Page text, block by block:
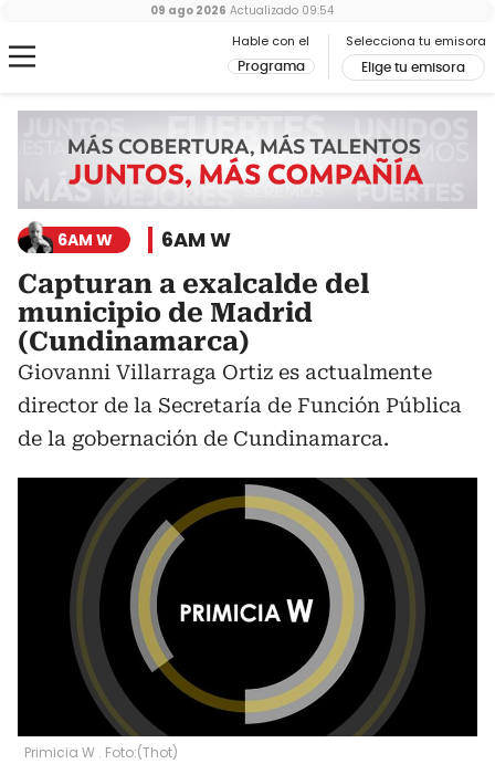
Hable con el
Programa
Selecciona tu emisora
Elige tu emisora
09 ago 2026 Actualizado 09:54
6AM W 6AM W
Capturan a exalcalde del
municipio de Madrid
(Cundinamarca)
Giovanni Villarraga Ortiz es actualmente
director de la Secretaría de Función Pública
de la gobernación de Cundinamarca.
Primicia W . Foto:(Thot)